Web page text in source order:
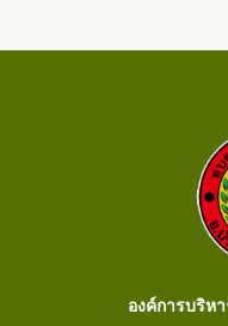
องค์การบริห